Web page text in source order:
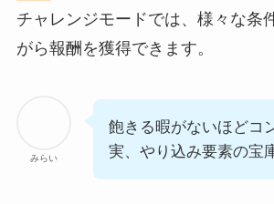
チャレンジモードでは、様々な条
がら報酬を獲得できます。
みらい
飽きる暇がないほどコ
実、やり込み要素の宝